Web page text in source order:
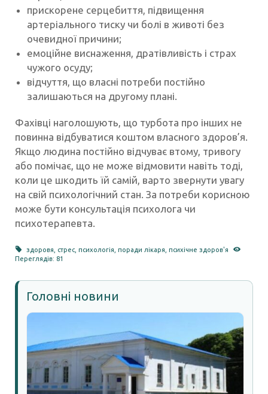
прискорене серцебиття, підвищення
артеріального тиску чи болі в животі без
очевидної причини;
емоційне виснаження, дратівливість і страх
чужого осуду;
відчуття, що власні потреби постійно
залишаються на другому плані.
Фахівці наголошують, що турбота про інших не
повинна відбуватися коштом власного здоров’я.
Якщо людина постійно відчуває втому, тривогу
або помічає, що не може відмовити навіть тоді,
коли це шкодить їй самій, варто звернути увагу
на свій психологічний стан. За потреби корисною
може бути консультація психолога чи
психотерапевта.
здоровя стрес ,психологія ,поради лікаря ,психічне здоров'я
Переглядів: 81
Головні новини